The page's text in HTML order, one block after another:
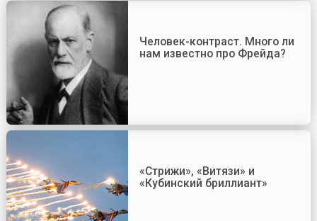
Человек-контраст. Много ли
нам известно про Фрейда?
«Стрижи», «Витязи» и
«Кубинский бриллиант»